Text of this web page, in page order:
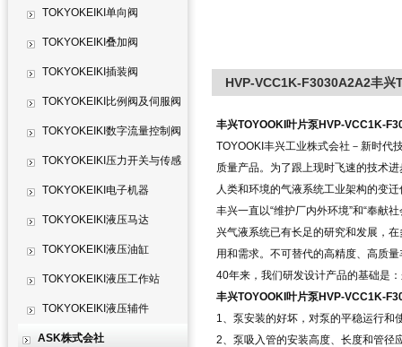
TOKYOKEIKI单向阀
TOKYOKEIKI叠加阀
TOKYOKEIKI插装阀
TOKYOKEIKI比例阀及伺服阀
TOKYOKEIKI数字流量控制阀
TOKYOKEIKI压力开关与传感
器 TOKYOKEIKI电子机器
TOKYOKEIKI液压马达
TOKYOKEIKI液压油缸
TOKYOKEIKI液压工作站
TOKYOKEIKI液压辅件
ASK株式会社
HVP-VCC1K-F3030A2A2丰
丰兴TOYOOKI叶片泵HVP-VCC1K-
TOYOOKI丰兴工业株式会社－新时代
质量产品。为了跟上现时飞速的技术
人类和环境的气液系统工业架构的变
丰兴一直以“维护厂内外环境”和“奉献
兴气液系统已有长足的研究和发展，
用和需求。不可替代的高精度、高质
40年来，我们研发设计产品的基础是
丰兴TOYOOKI叶片泵HVP-VCC1K-
1、泵安装的好坏，对泵的平稳运行
2、泵吸入管的安装高度、长度和管径